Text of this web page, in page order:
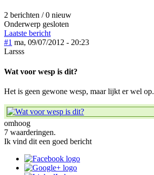
2 berichten / 0 nieuw
Onderwerp gesloten
Laatste bericht
#1 ma, 09/07/2012 - 20:23
Larsss
Wat voor wesp is dit?
Het is geen gewone wesp, maar lijkt er wel op.
omhoog
7 waarderingen.
Ik vind dit een goed bericht